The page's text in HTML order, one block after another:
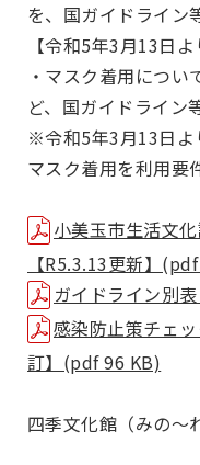
を、国ガイドライン
【令和5年3月13日よ
・マスク着用につ
ど、国ガイドライン
※令和5年3月13日よ
マスク着用を利用要
小美玉市生活文
【R5.3.13更新】
ガイドライン別
感染防止策チェ
訂】(pdf 96 KB)
四季文化館（みの